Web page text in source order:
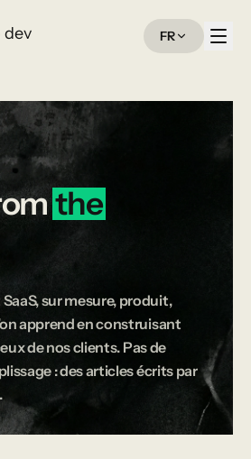
dev FR
the
sur mesure, produit,
apprend en construisant
de nos clients. Pas de
: des articles écrits par